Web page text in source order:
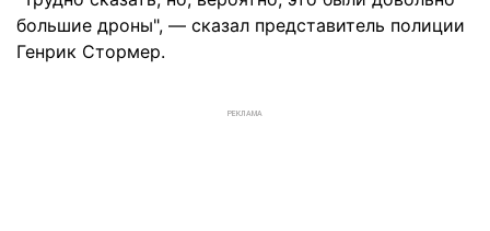
большие дроны", — сказал представитель полиции
Генрик Стормер.
РЕКЛАМА